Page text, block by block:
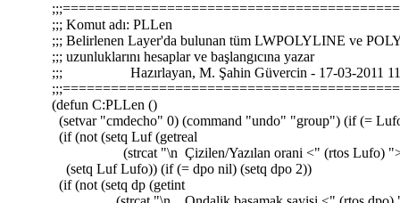
;;; Komut adı: PLLen
;;; Belirlenen Layer'da bulunan tüm LWPOLYLINE ve
;;; uzunluklarını hesaplar ve başlangıcına yazar
;;; Hazırlayan, M. Şahin Güvercin - 17-03-2011
(defun C:PLLen ()
(setvar "cmdecho" 0) (command "undo" "group") (if (=
(if (not (setq Luf (getreal
(strcat "\n Çizilen/Yazılan orani <" (rtos Lufo)
(setq Luf Lufo)) (if (= dpo nil) (setq dpo 2))
(if (not (setq dp (getint